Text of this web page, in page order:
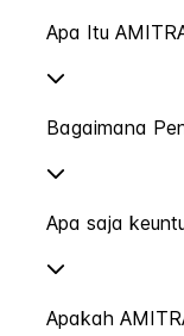
Apa Itu
Bagaimana
Apa saja
Apakah